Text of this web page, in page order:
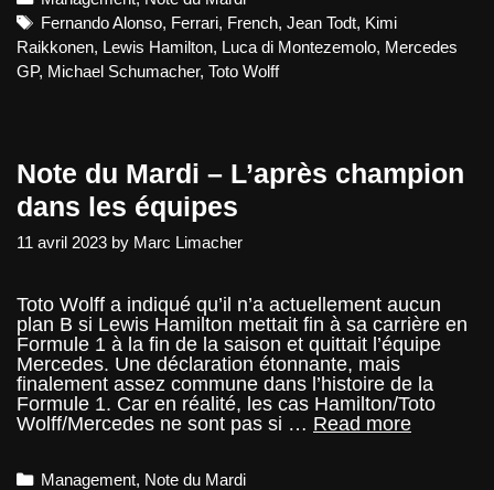
cas
?
Tags
Fernando Alonso, Ferrari, French,Jean Todt, Kimi
Raikkonen, Lewis Hamilton, Luca di Montezemolo, Mercedes
GP, Michael Schumacher, Toto Wolff
Note du Mardi – L’après champion
dans les équipes
11 avril 2023 by Marc Limacher
Toto Wolff a indiqué qu’il n’a actuellement aucun
plan B si Lewis Hamilton mettait fin à sa carrière en
Formule 1 à la fin de la saison et quittait l’équipe
Mercedes. Une déclaration étonnante, mais
finalement assez commune dans l’histoire de la
Formule 1. Car en réalité, les cas Hamilton/Toto
Wolff/Mercedes ne sont pas si … Read moreNote
Categories
Management, Note du Mardi